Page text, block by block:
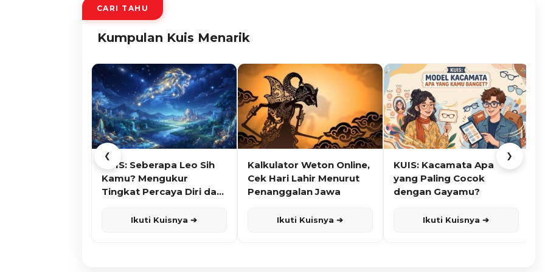
CARI TAHU
Kumpulan Kuis Menarik
❮
KUIS: Seberapa Leo Sih
Kamu? Mengukur
Tingkat Percaya Diri dan
Ikuti Kuisnya ➔
Kalkulator Weton Online,
Cek Hari Lahir Menurut
Penanggalan Jawa
Ikuti Kuisnya ➔
KUIS: Kacamata Apa
yang Paling Cocok
dengan Gayamu?
Ikuti Kuisnya ➔
❯